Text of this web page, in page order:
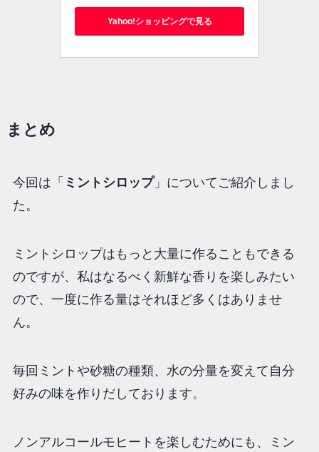
Yahoo!ショッピングで見る
まとめ
今回は「 ミントシロップ」についてご紹介しまし
た。
ミントシロップはもっと大量に作ることもできる
のですが、私はなるべく新鮮な香りを楽しみたい
ので、一度に作る量はそれほど多くはありませ
ん。
毎回ミントや砂糖の種類、水の分量を変えて自分
好みの味を作りだしております。
ノンアルコールモヒートを楽しむためにも、ミン